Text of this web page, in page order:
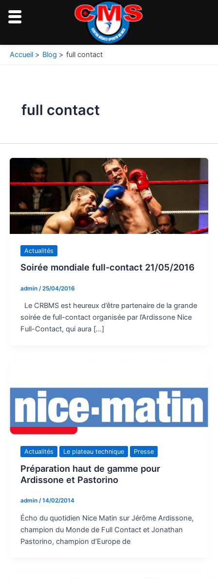
Accueil Blog full contact
full contact
Actualités
Soirée mondiale full-contact 21/05/2016
admin /25/04/2016
Le CRBMS est heureux d’être partenaire de la grande
soirée de full-contact organisée par l’Ardissone Nice
Full-Contact, qui aura […]
Actualités Le plateau technique Presse
Préparation haut de gamme pour
Ardissone et Pastorino
admin /14/02/2014
Écho du quotidien Nice Matin sur Jérôme Ardissone,
champion du Monde de Full Contact et Jonathan
Pastorino, champion d’Europe de